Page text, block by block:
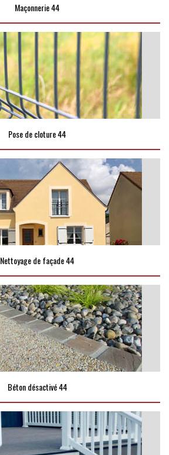
Maçonnerie 44
Pose de cloture 44
Nettoyage de façade 44
Béton désactivé 44